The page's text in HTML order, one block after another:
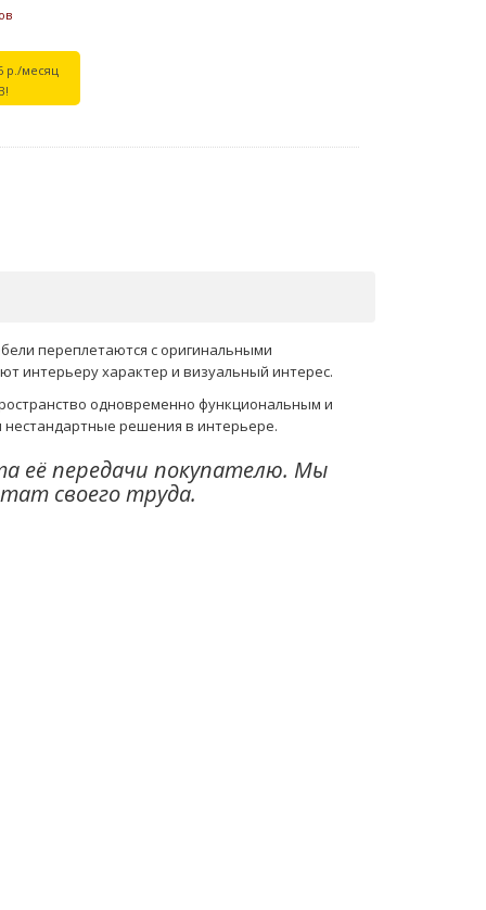
р./месяц
переплетаются с оригинальными
интерьеру характер и визуальный интерес.
одновременно функциональным и
нестандартные решения в интерьере.
её передачи покупателю. Мы
своего труда.